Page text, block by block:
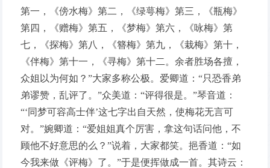
第一，《傍水梅》第二，《绿萼梅》第三，《瓶梅》
第四，《赠梅》第五，《梦梅》第六，《咏梅》第
七，《探梅》第八，《簪梅》第九，《栽梅》第十，
《伴梅》第十一，《寻梅》第十二。余者胜场各擅，
众姐以为何如？”大家多称公极。爱卿道：“只恐香弟
弟谬赞，乱评了。”众美道：“评得很是。”琴音道：
“‘同梦可容高士伴’这七字出自天然，使梅花无言可
对。”婉卿道：“爱姐姐真个厉害，拿这句话问他，不
顾他不好意思的么？”说着，大家都笑。挹香道：“如
今我来做《评梅》了。”于是便挥做成一首。其诗云：